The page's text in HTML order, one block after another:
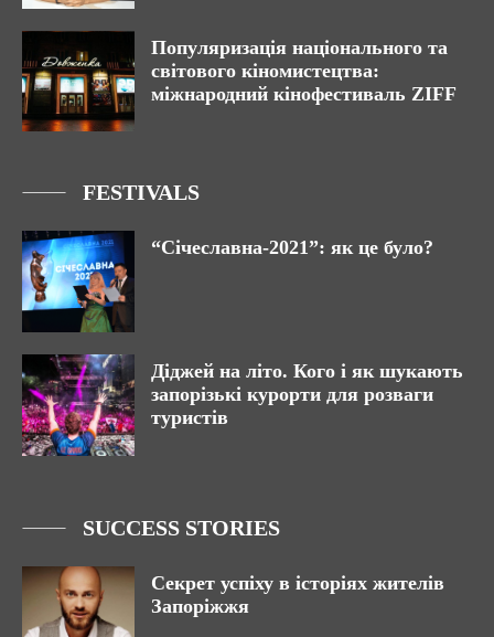
Популяризація національного та
світового кіномистецтва:
міжнародний кінофестиваль ZIFF
FESTIVALS
“Січеславна-2021”: як це було?
Діджей на літо. Кого і як шукають
запорізькі курорти для розваги
туристів
SUCCESS STORIES
Секрет успіху в історіях жителів
Запоріжжя